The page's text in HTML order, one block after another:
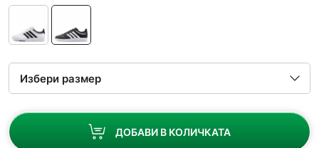
ДОБАВИ В КОЛИЧКАТА